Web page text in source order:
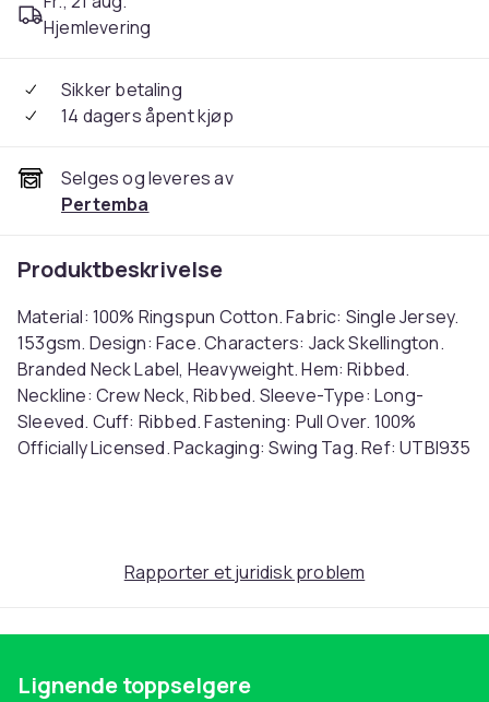
Hjemlevering
Sikker betaling
14 dagers åpent kjøp
Selges og leveres av
Pertemba
Produktbeskrivelse
Material: 100% Ringspun Cotton. Fabric: Single Jersey.
153gsm. Design: Face. Characters: Jack Skellington.
Branded Neck Label, Heavyweight. Hem: Ribbed.
Neckline: Crew Neck, Ribbed. Sleeve-Type: Long-
Sleeved. Cuff: Ribbed. Fastening: Pull Over. 100%
Officially Licensed. Packaging: Swing Tag. Ref: UTBI935
e8b6f4ed-ff31-4f17-972d-992daa49ccc3
Produktsikkerhetsinformasjon
Rapporter et juridisk problem
Lignende toppselgere